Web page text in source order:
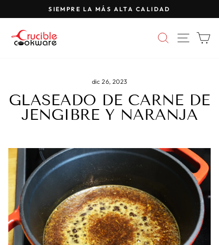
al
contenido
Pausar
SIEMPRE LA MÁS ALTA CALIDAD
BUSCAR
dic 26, 2023
GLASEADO DE CARNE DE
JENGIBRE Y NARANJA